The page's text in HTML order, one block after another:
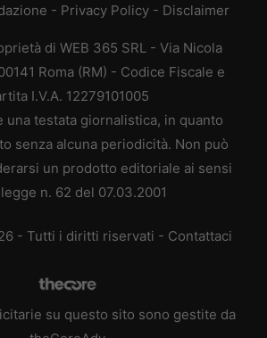
- Privacy Policy - Disclaimer
di WEB 365 SRL - Via Nicola
Roma (RM) - Codice Fiscale e
I.V.A. 12279101005
una testata giornalistica, in quanto
senza alcuna periodicità. Non può
un prodotto editoriale ai sensi
n. 62 del 07.03.2001
- Tutti i diritti riservati - Contattaci
su questo sito sono gestite da